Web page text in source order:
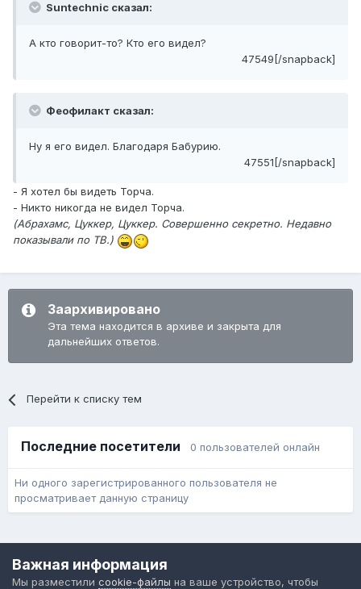
Suntechnic сказал:
А кто говорит-то? Кто его видел?
47549[/snapback]
Феофилакт сказал:
Ну я его видел. Благодаря Бабурию.
47551[/snapback]
- Я хотел бы видеть Торча.
- Никто никогда не видел Торча.
(Абрахамс, Цуккер, Цуккер. Совершенно секретно. Недавно
показывали по ТВ.)
Заархивировано
Эта тема находится в архиве и закрыта для
дальнейших ответов.
Перейти к списку тем
Последние посетители 0 пользователей онлайн
Ни одного зарегистрированного пользователя не
просматривает данную страницу
Форум общественного транспорта
Важная информация
Мы разместили cookie-файлы на ваше устройство, чтобы